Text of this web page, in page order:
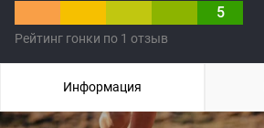
5
Рейтинг гонки по 1 отзыв
Информация